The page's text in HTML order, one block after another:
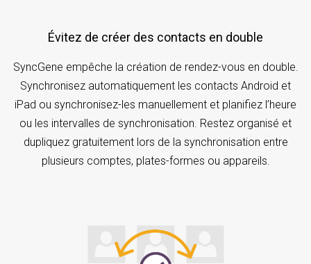
Évitez de créer des contacts en double
SyncGene empêche la création de rendez-vous en double.
Synchronisez automatiquement les contacts Android et
iPad ou synchronisez-les manuellement et planifiez l’heure
ou les intervalles de synchronisation. Restez organisé et
dupliquez gratuitement lors de la synchronisation entre
plusieurs comptes, plates-formes ou appareils.